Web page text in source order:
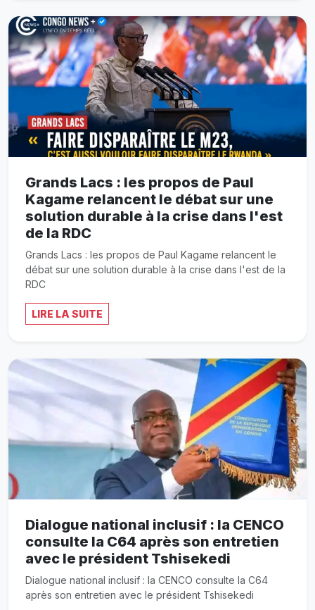
Grands Lacs : les propos de Paul
Kagame relancent le débat sur une
solution durable à la crise dans l'est
de la RDC
Grands Lacs : les propos de Paul Kagame relancent le
débat sur une solution durable à la crise dans l'est de la
RDC
LIRE LA SUITE
Dialogue national inclusif : la CENCO
consulte la C64 après son entretien
avec le président Tshisekedi
Dialogue national inclusif : la CENCO consulte la C64
après son entretien avec le président Tshisekedi